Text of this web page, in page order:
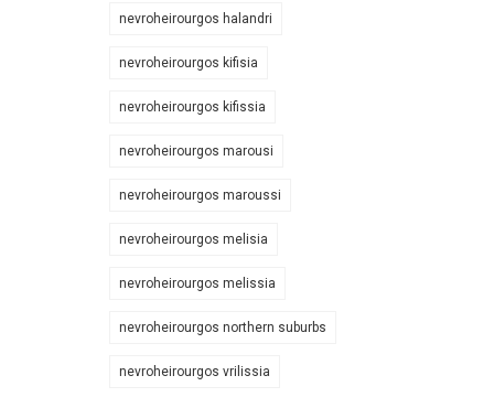
nevroheirourgos halandri
nevroheirourgos kifisia
nevroheirourgos kifissia
nevroheirourgos marousi
nevroheirourgos maroussi
nevroheirourgos melisia
nevroheirourgos melissia
nevroheirourgos northern suburbs
nevroheirourgos vrilissia